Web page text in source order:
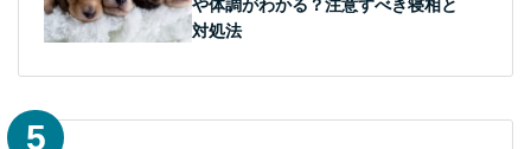
や体調がわかる？注意すべき寝相と
対処法